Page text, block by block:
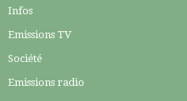
Infos
Emissions TV
Société
Emissions radio